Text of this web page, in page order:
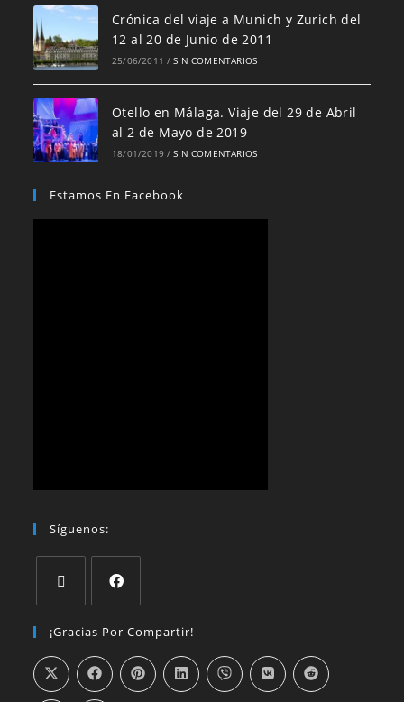
Crónica del viaje a Munich y Zurich del
12 al 20 de Junio de 2011
25/06/2011 / SIN COMENTARIOS
Otello en Málaga. Viaje del 29 de Abril
al 2 de Mayo de 2019
18/01/2019 / SIN COMENTARIOS
Estamos En Facebook
Síguenos:
¡Gracias Por Compartir!